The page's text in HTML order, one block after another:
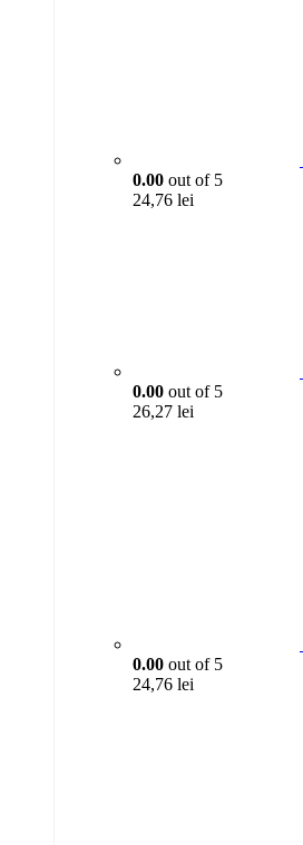
0.00 out of 5
24,76 lei
0.00 out of 5
26,27 lei
0.00 out of 5
24,76 lei